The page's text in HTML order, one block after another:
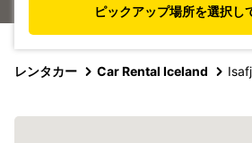
ピックアップ場所を選択し
レンタカー Car Rental Iceland